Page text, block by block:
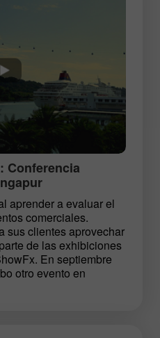
Conferencia
aprender a evaluar el
comerciales.
sus clientes aprovechar
de las exhibiciones
En septiembre
otro evento en